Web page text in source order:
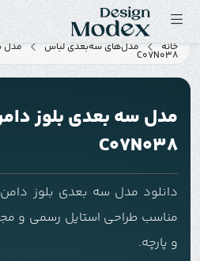
خانه مدل‌های سه‌بعدی لباس مدل
C07N038
مدل سه بعدی بلوز
C07N038
مناسب طراحی استایل رسمی و
و پارچه.